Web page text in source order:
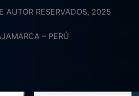
AUTOR RESERVADOS, 2025
– PERÚ